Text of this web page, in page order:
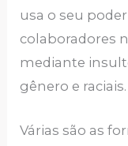
usa o seu
colaboradores
mediante
gênero e raciais.
Várias são as